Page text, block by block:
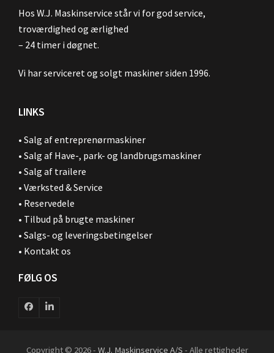
Hos W.J. Maskinservice står vi for god service,
troværdighed og ærlighed
– 24 timer i døgnet.
Vi har serviceret og solgt maskiner siden 1996.
LINKS
• Salg af entreprenørmaskiner
• Salg af Have-, park- og landbrugsmaskiner
• Salg af trailere
• Værksted & Service
• Reservedele
• Tilbud på brugte maskiner
• Salgs- og leveringsbetingelser
• Kontakt os
FØLG OS
FacebookLinkedIn
Copyright © 2026 - W.J. Maskinservice A/S - Alle rettigheder